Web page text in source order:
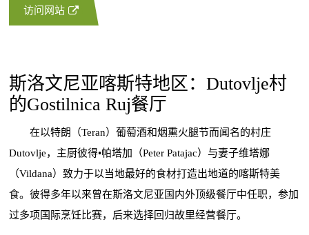
访问网站
斯洛文尼亚喀斯特地区：Dutovlje村
的Gostilnica Ruj餐厅
在以特朗（Teran）葡萄酒和烟熏火腿节而闻名的村庄
Dutovlje，主厨彼得•帕塔加（Peter Patajac）与妻子维塔娜
（Vildana）致力于以当地最好的食材打造出地道的喀斯特美
食。彼得多年以来曾在斯洛文尼亚国内外顶级餐厅中任职，参加
过多项国际烹饪比赛，后来选择回归故里经营餐厅。